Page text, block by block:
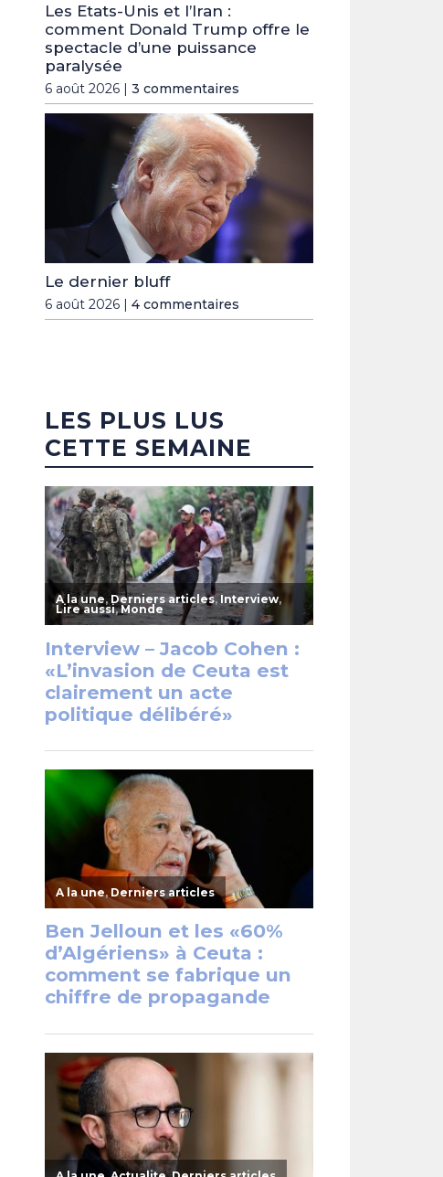
Les Etats-Unis et l’Iran :
comment Donald Trump offre le
spectacle d’une puissance
paralysée
6 août 2026 | 3 commentaires
Le dernier bluff
6 août 2026 | 4 commentaires
LES PLUS LUS
CETTE SEMAINE